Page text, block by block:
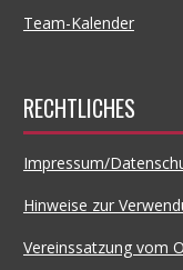
Team-Kalender
RECHTLICHES
Impressum/
Hinweise zur
Vereinssatzung vom